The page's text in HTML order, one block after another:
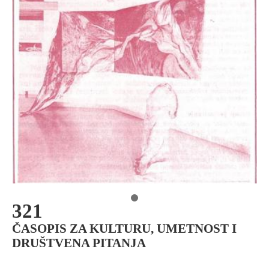
321
ČASOPIS ZA KULTURU, UMETNOST I
DRUŠTVENA PITANJA